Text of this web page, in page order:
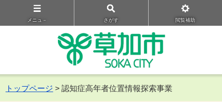
メニュ－ さがす 閲覧補助
トップページ > 認知症高年者位置情報探索事業